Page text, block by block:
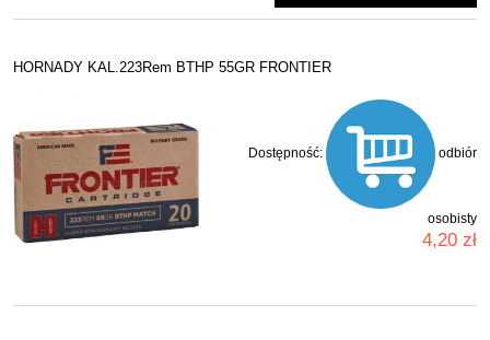
HORNADY KAL.223Rem BTHP 55GR FRONTIER
Dostępność: odbiór
osobisty
4,20 zł